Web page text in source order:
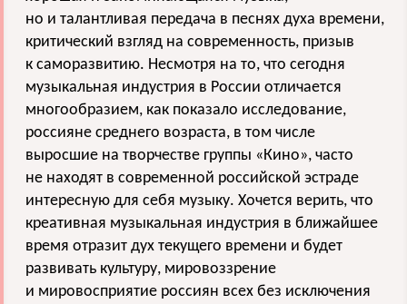
но и талантливая передача в песнях духа времени,
критический взгляд на современность, призыв
к саморазвитию. Несмотря на то, что сегодня
музыкальная индустрия в России отличается
многообразием, как показало исследование,
россияне среднего возраста, в том числе
выросшие на творчестве группы «Кино», часто
не находят в современной российской эстраде
интересную для себя музыку. Хочется верить, что
креативная музыкальная индустрия в ближайшее
время отразит дух текущего времени и будет
развивать культуру, мировоззрение
и мировосприятие россиян всех без исключения